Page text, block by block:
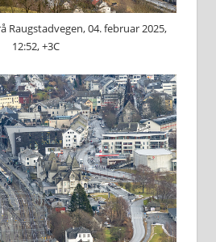
Raugstadvegen, 04. februar 2025,
12:52, +3C